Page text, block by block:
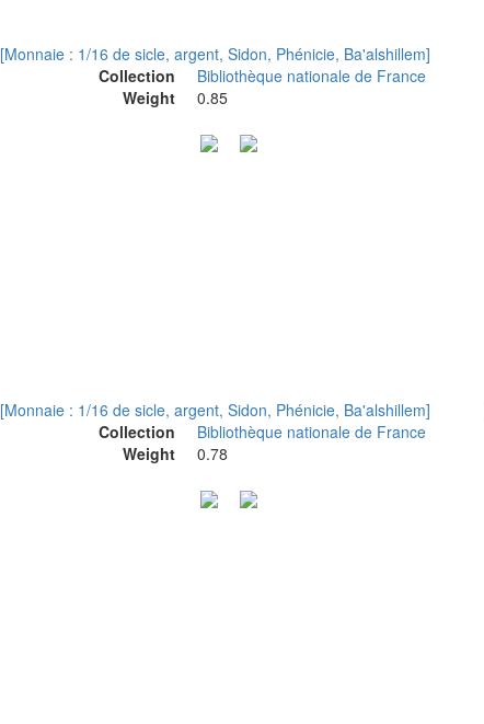
[Monnaie : 1/16 de sicle, argent, Sidon, Phénicie, Ba'alshillem]
Collection
Bibliothèque nationale de France
Weight
0.85
[Monnaie : 1/16 de sicle, argent, Sidon, Phénicie, Ba'alshillem]
Collection
Bibliothèque nationale de France
Weight
0.78